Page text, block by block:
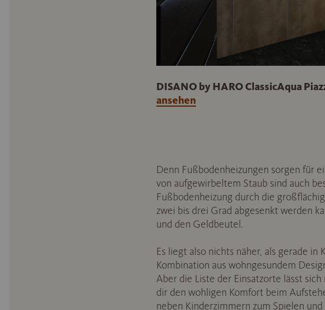
DISANO by HARO ClassicAqua
ansehen
Denn Fußbodenheizungen sorgen für
von aufgewirbeltem Staub sind auch
Fußbodenheizung durch die
zwei bis drei Grad abgesenkt werden
und den Geldbeutel.
Es liegt also nichts näher, als gerade
Kombination aus wohngesundem
Aber die Liste der Einsatzorte lässt
dir den wohligen Komfort beim
neben Kinderzimmern zum Spielen